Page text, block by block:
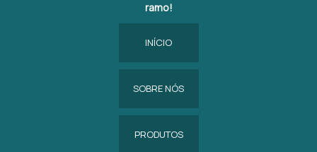
ramo!
INÍCIO
SOBRE NÓS
PRODUTOS